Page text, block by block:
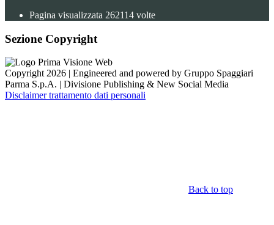
Pagina visualizzata 262114 volte
Sezione Copyright
Copyright 2026 | Engineered and powered by Gruppo Spaggiari
Parma S.p.A. | Divisione Publishing & New Social Media
Disclaimer trattamento dati personali
Back to top